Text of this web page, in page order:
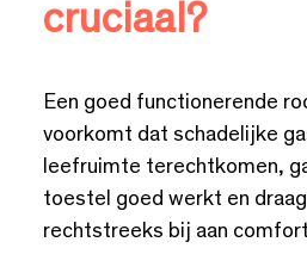
cruciaal?
Een goed functionerende
voorkomt dat schadelijke
leefruimte terechtkomen,
toestel goed werkt en
rechtstreeks bij aan